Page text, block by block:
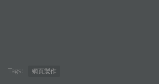
Tags: 網頁製作